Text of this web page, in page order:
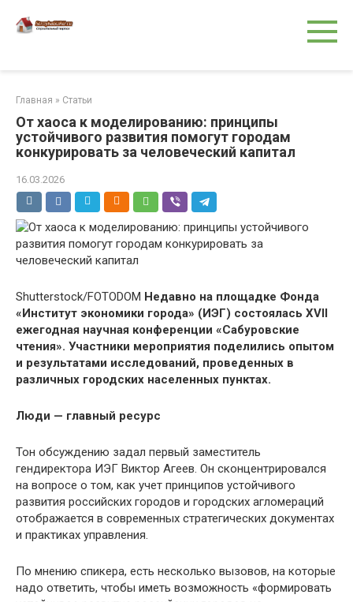
Главная » Статьи
От хаоса к моделированию: принципы
устойчивого развития помогут городам
конкурировать за человеческий капитал
16.03.2026
Shutterstock/FOTODOM Недавно на площадке Фонда
«Институт экономики города» (ИЭГ) состоялась XVII
ежегодная научная конференции «Сабуровские
чтения». Участники мероприятия поделились опытом
и результатами исследований, проведенных в
различных городских населенных пунктах.
Люди — главный ресурс
Тон обсуждению задал первый заместитель
гендиректора ИЭГ Виктор Агеев. Он сконцентрировался
на вопросе о том, как учет принципов устойчивого
развития российских городов и городских агломераций
отображается в современных стратегических документах
и практиках управления.
По мнению спикера, есть несколько вызовов, на которые
надо ответить, чтобы иметь возможность «формировать